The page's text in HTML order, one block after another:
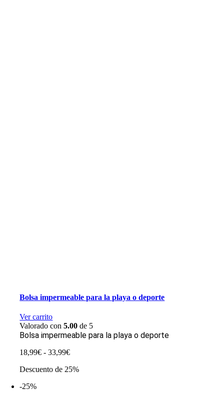
Bolsa impermeable para la playa o deporte
Ver carrito
Valorado con5.00 de 5
Bolsa impermeable para la playa o deporte
18,99€ - 33,99€Rango
precios:
Descuento de 25%
-25%